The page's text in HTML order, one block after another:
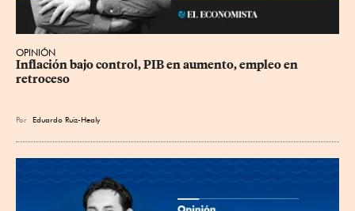
OPINIÓN
Inflación bajo control, PIB en aumento, empleo en
retroceso
Por Eduardo Ruiz-Healy